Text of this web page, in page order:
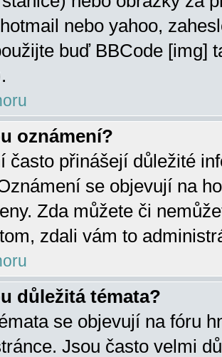
nebo yahoo,
buď BBCode [img]
oznámení?
často přinášejí důležité
se objevují na
Zda můžete či
zdali vám to
důležitá témata?
se objevují na fóru
Jsou často velmi